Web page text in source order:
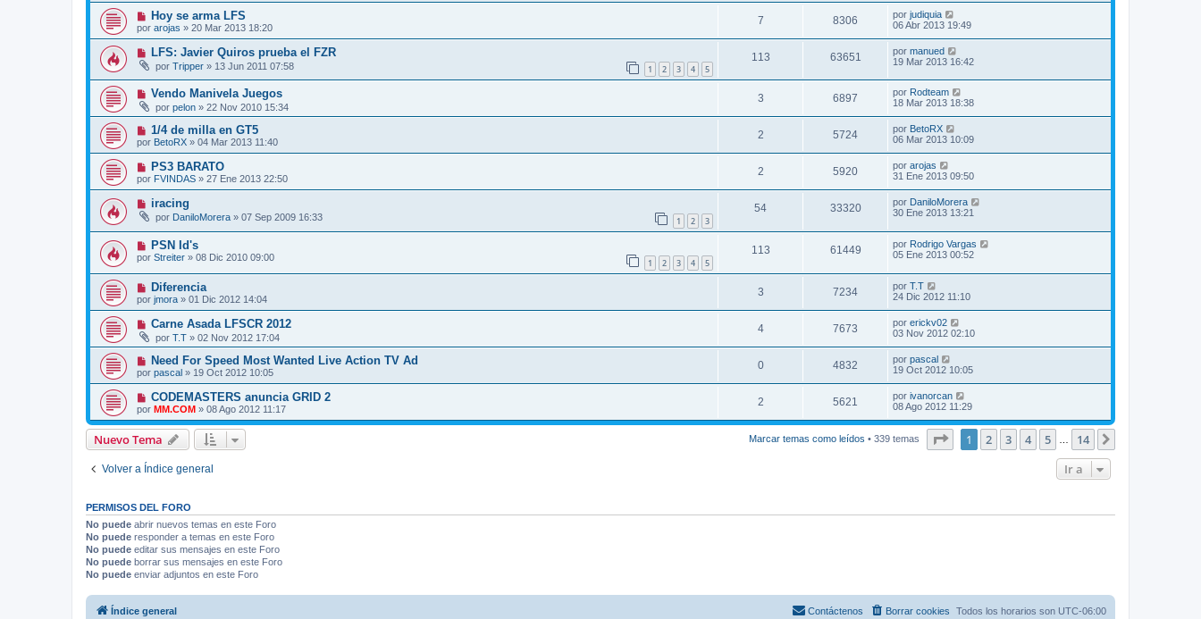
Hoy se arma LFS
por arojas » 20 Mar 2013 18:20
7 8306 por judiquia
06 Abr 2013 19:49
LFS: Javier Quiros prueba el FZR
por Tripper » 13 Jun 2011 07:58 1 2 3 4 5
113 63651 por manued
19 Mar 2013 16:42
Vendo Manivela Juegos
por pelon » 22 Nov 2010 15:34
3 6897 por Rodteam
18 Mar 2013 18:38
1/4 de milla en GT5
por BetoRX » 04 Mar 2013 11:40
2 5724 por BetoRX
06 Mar 2013 10:09
PS3 BARATO
por FVINDAS » 27 Ene 2013 22:50
2 5920 por arojas
31 Ene 2013 09:50
iracing
por DaniloMorera » 07 Sep 2009 16:33 1 2 3
54 33320 por DaniloMorera
30 Ene 2013 13:21
PSN Id's
por Streiter » 08 Dic 2010 09:00 1 2 3 4 5
113 61449 por Rodrigo Vargas
05 Ene 2013 00:52
Diferencia
por jmora » 01 Dic 2012 14:04
3 7234 por T.T
24 Dic 2012 11:10
Carne Asada LFSCR 2012
por T.T » 02 Nov 2012 17:04
4 7673 por erickv02
03 Nov 2012 02:10
Need For Speed Most Wanted Live Action TV Ad
por pascal » 19 Oct 2012 10:05
0 4832 por pascal
19 Oct 2012 10:05
CODEMASTERS anuncia GRID 2
por MM.COM » 08 Ago 2012 11:17
2 5621 por ivanorcan
08 Ago 2012 11:29
Nuevo Tema Marcar temas como leídos • 339 temas Página1 de 14
1 2 3 4 5 14
Volver a Índice general Ir a
PERMISOS DEL FORO
No puede abrir nuevos temas en este Foro
No puede responder a temas en este Foro
No puede editar sus mensajes en este Foro
No puede borrar sus mensajes en este Foro
No puede enviar adjuntos en este Foro
Índice general Todos los horarios son UTC-06:00
Borrar cookies
Contáctenos